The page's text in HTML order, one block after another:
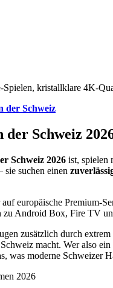
kristallklare 4K-
der Schweiz
Schweiz
Schweiz 2026 ist, spielen
sie suchen einen
auf europäische Premium-
Android Box, Fire TV
zusätzlich durch
macht. Wer also ein
was moderne Schweizer